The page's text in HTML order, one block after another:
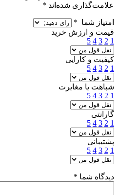
علامت‌گذاری شده‌اند *
امتیاز شما *
قیمت و ارزش خرید
1
2
3
4
5
کیفیت و کارایی
1
2
3
4
5
شباهت یا مغایرت
1
2
3
4
5
گارانتی
1
2
3
4
5
پشتیبانی
1
2
3
4
5
دیدگاه شما *